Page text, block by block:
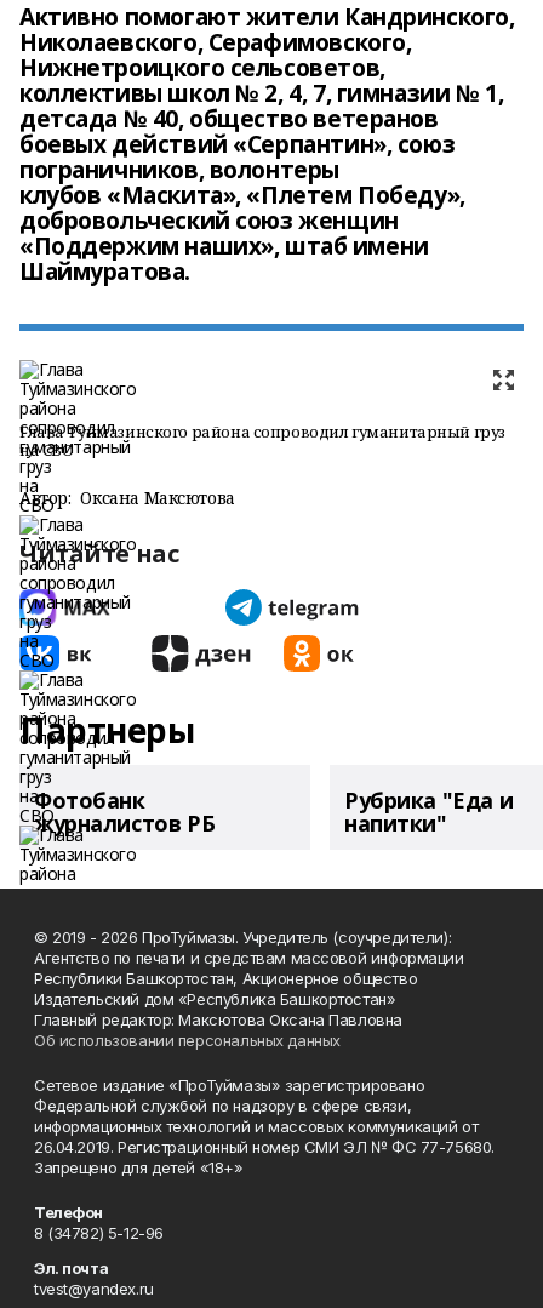
Активно помогают жители Кандринского,
Николаевского, Серафимовского,
Нижнетроицкого сельсоветов,
коллективы школ № 2, 4, 7, гимназии № 1,
детсада № 40, общество ветеранов
боевых действий «Серпантин», союз
пограничников, волонтеры
клубов «Маскита», «Плетем Победу»,
добровольческий союз женщин
«Поддержим наших», штаб имени
Шаймуратова.
Глава Туймазинского района сопроводил гуманитарный груз
на СВО
Автор: Оксана Максютова
Читайте нас
Партнеры
Фотобанк
журналистов РБ
Рубрика "Еда и
напитки"
© 2019 - 2026 ПроТуймазы. Учредитель (соучредители):
Агентство по печати и средствам массовой информации
Республики Башкортостан, Акционерное общество
Издательский дом «Республика Башкортостан»
Главный редактор: Максютова Оксана Павловна
Об использовании персональных данных
Сетевое издание «ПроТуймазы» зарегистрировано
Федеральной службой по надзору в сфере связи,
информационных технологий и массовых коммуникаций от
26.04.2019. Регистрационный номер СМИ ЭЛ № ФС 77-75680.
Запрещено для детей «18+»
Телефон
8 (34782) 5-12-96
Эл. почта
tvest@yandex.ru